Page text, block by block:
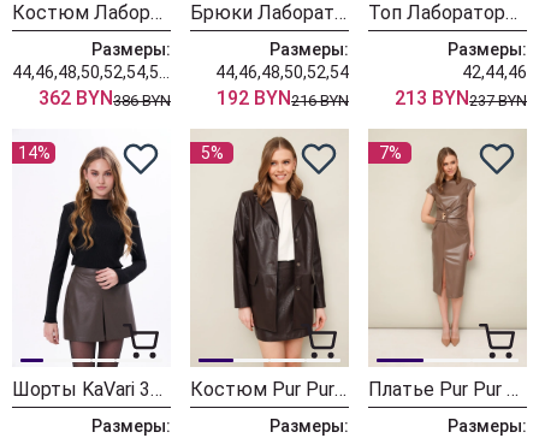
Костюм Лаборатория Моды К 106020
Размеры:
362 BYN386 BYN
Брюки Лаборатория Моды М 20 бордо
Размеры:
44,46,48,50,52,54
192 BYN216 BYN
Топ Лаборатория Моды М 401
Размеры:
42,44,46
213 BYN237 BYN
14%
Шорты KaVari 3011.2 коричневый
Размеры:
5%
Костюм Pur Pur 11-326/2
Размеры:
7%
Платье Pur Pur 11-343/1
Размеры: